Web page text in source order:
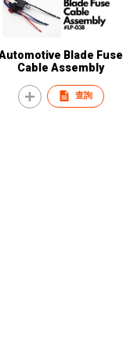
Blade Fuse
Cable Assembly
查詢